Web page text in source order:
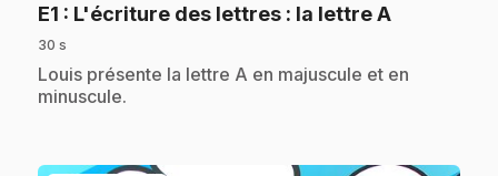
E1 : L'écriture des lettres : la lettre A
30 s
.Louis présente la lettre A en majuscule et en
minuscule.